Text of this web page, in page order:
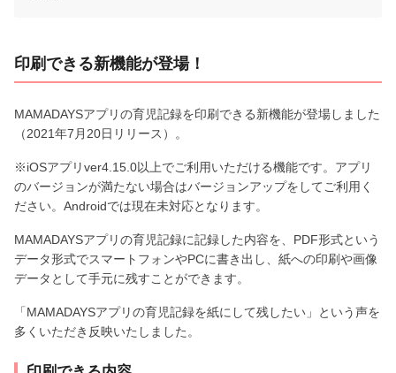
印刷できる新機能が登場！
MAMADAYSアプリの育児記録を印刷できる新機能が登場しました
（2021年7月20日リリース）。
※iOSアプリver4.15.0以上でご利用いただける機能です。アプリ
のバージョンが満たない場合はバージョンアップをしてご利用く
ださい。Androidでは現在未対応となります。
MAMADAYSアプリの育児記録に記録した内容を、PDF形式という
データ形式でスマートフォンやPCに書き出し、紙への印刷や画像
データとして手元に残すことができます。
「MAMADAYSアプリの育児記録を紙にして残したい」という声を
多くいただき反映いたしました。